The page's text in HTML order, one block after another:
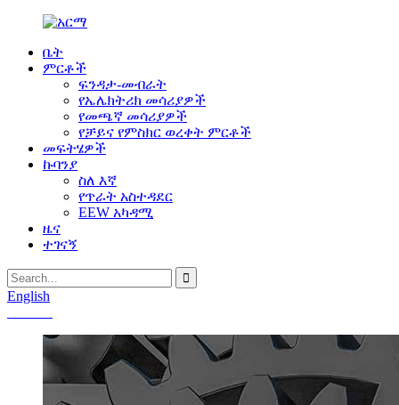
ቤት
ምርቶች
ፍንዳታ-መብራት
የኤሌክትሪክ መሳሪያዎች
የመጫኛ መሳሪያዎች
የቻይና የምስክር ወረቀት ምርቶች
መፍትሄዎች
ኩባንያ
ስለ እኛ
የጥራት አስተዳደር
EEW አካዳሚ
ዜና
ተገናኝ
English